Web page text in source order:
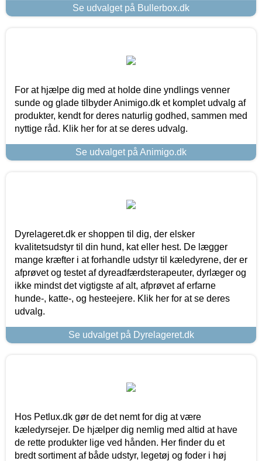
Se udvalget på Bullerbox.dk
For at hjælpe dig med at holde dine yndlings venner
sunde og glade tilbyder Animigo.dk et komplet udvalg af
produkter, kendt for deres naturlig godhed, sammen med
nyttige råd. Klik her for at se deres udvalg.
Se udvalget på Animigo.dk
Dyrelageret.dk er shoppen til dig, der elsker
kvalitetsudstyr til din hund, kat eller hest. De lægger
mange kræfter i at forhandle udstyr til kæledyrene, der er
afprøvet og testet af dyreadfærdsterapeuter, dyrlæger og
ikke mindst det vigtigste af alt, afprøvet af erfarne
hunde-, katte-, og hesteejere. Klik her for at se deres
udvalg.
Se udvalget på Dyrelageret.dk
Hos Petlux.dk gør de det nemt for dig at være
kæledyrsejer. De hjælper dig nemlig med altid at have
de rette produkter lige ved hånden. Her finder du et
bredt sortiment af både udstyr, legetøj og foder i høj